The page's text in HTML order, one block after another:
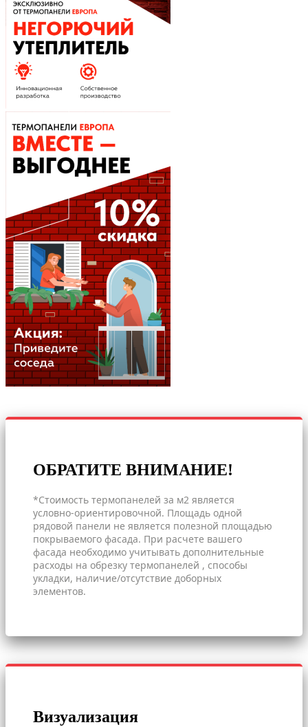
ОБРАТИТЕ ВНИМАНИЕ!
*Стоимость термопанелей за м2 является
условно-ориентировочной. Площадь одной
рядовой панели не является полезной площадью
покрываемого фасада. При расчете вашего
фасада необходимо учитывать дополнительные
расходы на обрезку термопанелей , способы
укладки, наличие/отсутствие доборных
элементов.
Визуализация